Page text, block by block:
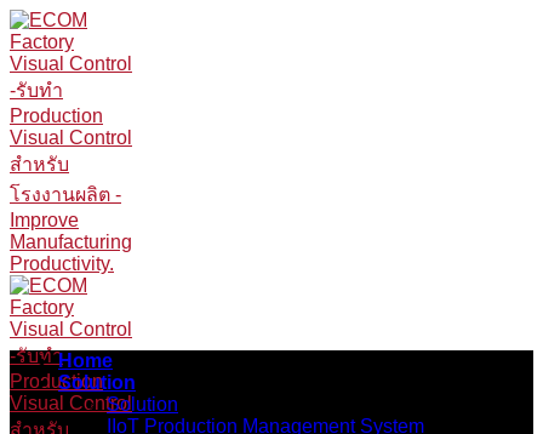
Skip
to
content
Home
Solution
Solution
IIoT Production Management System